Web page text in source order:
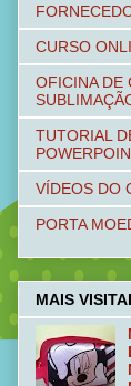
CURSO
OFICINA DE
TUTORIAL
VÍDEOS DO
PORTA
MAIS